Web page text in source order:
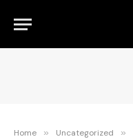
Home » Uncategorized »